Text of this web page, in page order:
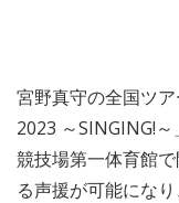
宮野真守の全国ツ
2023 ～SINGING!
競技場第一体育館
る声援が可能にな